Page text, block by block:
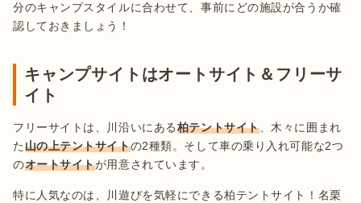
分のキャンプスタイルに合わせて、事前にどの施設が合うか確
認しておきましょう！
キャンプサイトはオートサイト＆フリーサ
イト
フリーサイトは、川沿いにある柏テントサイト、木々に囲まれ
た山の上テントサイトの2種類。そして車の乗り入れ可能な2つ
のオートサイトが用意されています。
特に人気なのは、川遊びを気軽にできる柏テントサイト！名栗